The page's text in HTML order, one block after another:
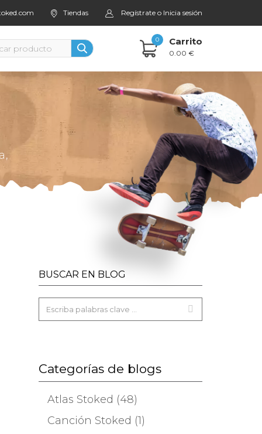
Tiendas Regístrate o Inicia sesión
0 Carrito
0.00 €
BUSCAR EN BLOG
Categorías de blogs
Atlas Stoked (48)
Canción Stoked (1)